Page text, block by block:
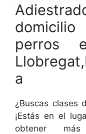
domicilio
perros
a
¿Buscas clases
¡Estás en el
obtener